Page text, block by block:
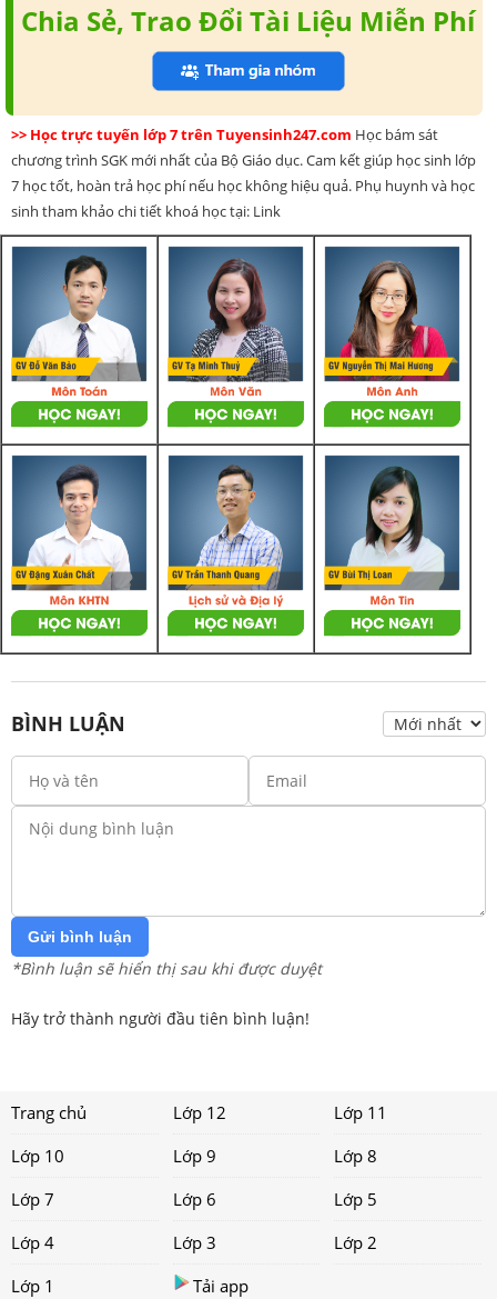
Chia Sẻ, Trao Đổi Tài Liệu Miễn Phí
>> Học trực tuyến lớp 7 trên Tuyensinh247.com Học bám sát
chương trình SGK mới nhất của Bộ Giáo dục. Cam kết giúp học sinh lớp
7 học tốt, hoàn trả học phí nếu học không hiệu quả. Phụ huynh và học
sinh tham khảo chi tiết khoá học tại: Link
BÌNH LUẬN
Gửi bình luận
*Bình luận sẽ hiển thị sau khi được duyệt
Hãy trở thành người đầu tiên bình luận!
Trang chủ Lớp 12
Lớp 11
Lớp 10
Lớp 9
Lớp 8
Lớp 7
Lớp 6
Lớp 5
Lớp 4
Lớp 3
Lớp 2
Lớp 1
Tải app